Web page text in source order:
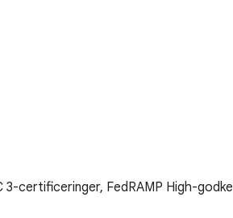
3-certificeringer, FedRAMP High-